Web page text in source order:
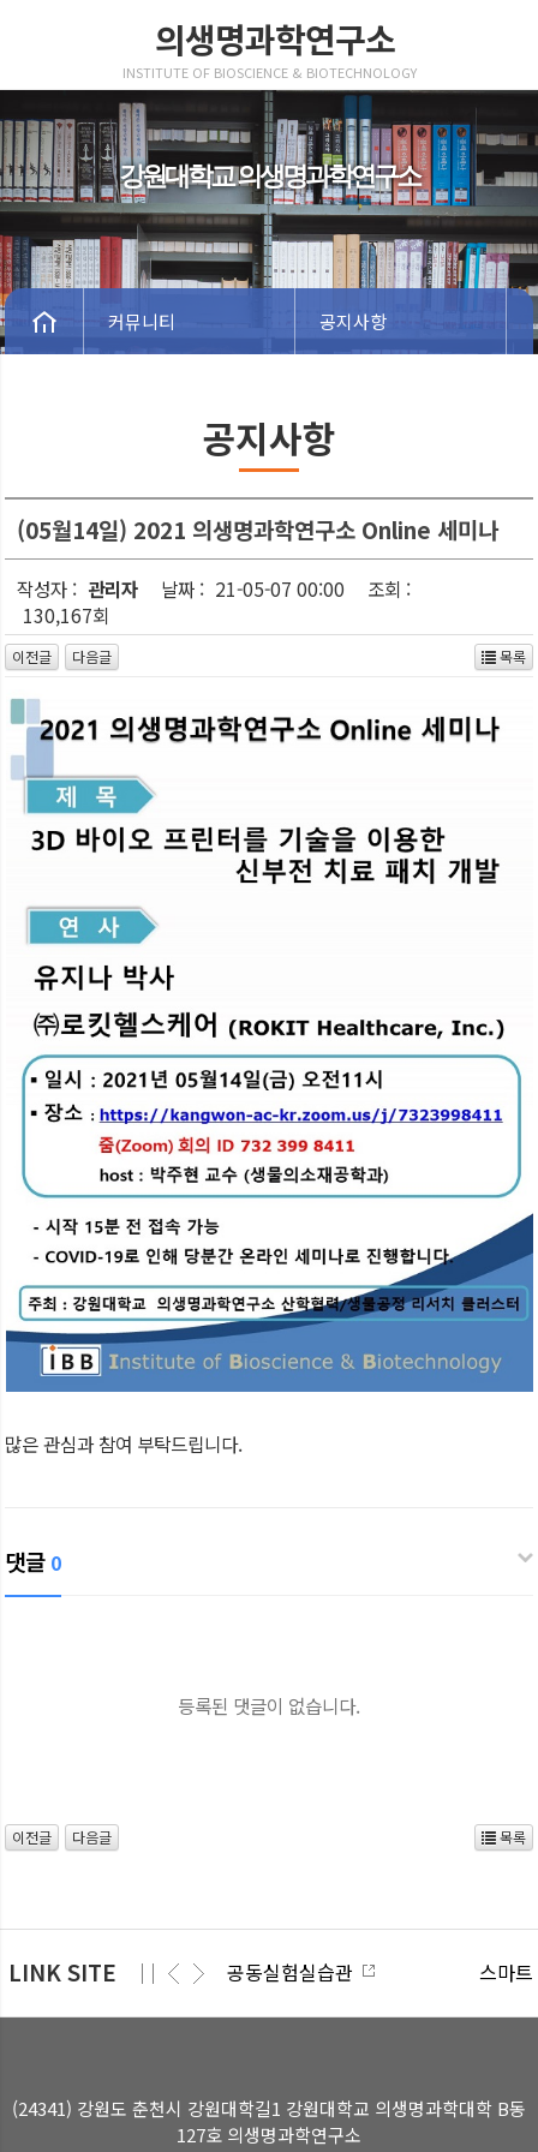
의생명과학연구소
INSTITUTE OF BIOSCIENCE & BIOTECHNOLOGY
강원대학교 의생명과학연구소
커뮤니티 공지사항
공지사항
(05월14일) 2021 의생명과학연구소 Online 세미나
작성자 : 관리자 날짜 : 21-05-07 00:00
조회 :
130,167회
이전글 다음글 목록
많은 관심과 참여 부탁드립니다.
댓글 0
등록된 댓글이 없습니다.
이전글 다음글 목록
LINK SITE 공동실험실습관 스마
(24341) 강원도 춘천시 강원대학길1 강원대학교 의생명과학대학 B동
127호 의생명과학연구소